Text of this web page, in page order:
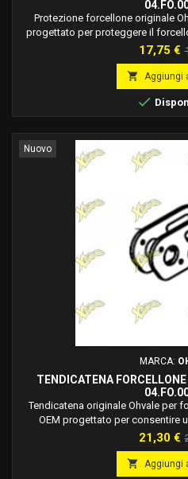
Protezione forcellone originale
progettato per proteggere il
causati dalla catena e
Prezzo
17,75 €
 Aggiungi

Nuovo
MARCA:
TENDICATENA
Tendicatena originale Ohvale per
OEM progettato per consentire
tensione della catena e del
Prezzo
21,30 €
 Aggiungi